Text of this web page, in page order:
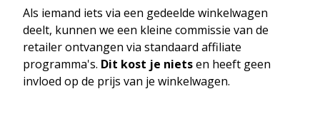
Als iemand iets via een gedeelde winkelwagen
deelt, kunnen we een kleine commissie van de
retailer ontvangen via standaard affiliate
programma's. Dit kost je nietsen heeft geen
invloed op de prijs van je winkelwagen.